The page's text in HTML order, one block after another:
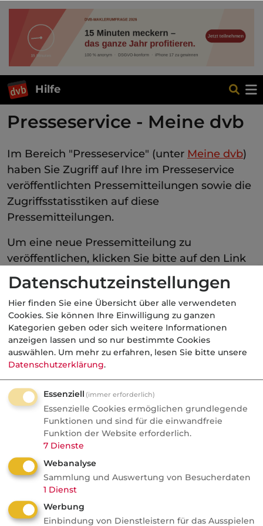
Hilfe
Presseservice - Meine dvb
Im Bereich "Presseservice" (unter Meine dvb)
haben Sie Zugriff auf Ihre im Presseservice
veröffentlichten Pressemitteilungen sowie die
Zugriffsstatisstiken auf diese
Pressemitteilungen.
Um eine neue Pressemitteilung zu
veröffentlichen, klicken Sie bitte auf den Link
"Neue Pressemitteilung erfassen". Tragen Sie
bitte anschließend die Daten Ihrer
Pressemitteilung in das Formular ein und
speichern Sie die Pressemitteilung.
In der Übersicht besteht eine Möglichkeit, sich
diese in der Vorschau anzusehen
(Schaltflächen rechts). Sollten Änderungen
erforderlich sein, klicken Sie bitte auf die
Schaltfläche "Bearbeiten" neben der
Pressemitteilung. Tragen Sie die Änderungen
ein und speichern Sie die Pressemitteilung
erneut.
Bei der Gestaltung Ihrer Pressemitteilungen
beachten Sie bitte unbedingt unsere
Anforderungen an Pressemitteilungen
Datenschutzeinstellungen
Hier finden Sie eine Übersicht über alle verwendeten
Cookies. Sie können Ihre Einwilligung zu ganzen
Kategorien geben oder sich weitere Informationen
anzeigen lassen und so nur bestimmte Cookies
auswählen. Um mehr zu erfahren, lesen Sie bitte unsere
Datenschutzerklärung.
Essenziell (immer erforderlich)
Essenzielle Cookies ermöglichen grundlegende
Funktionen und sind für die einwandfreie
Funktion der Website erforderlich.
7 Dienste
Webanalyse
Sammlung und Auswertung von Besucherdaten
1 Dienst
Werbung
Einbindung von Dienstleistern für das Ausspielen